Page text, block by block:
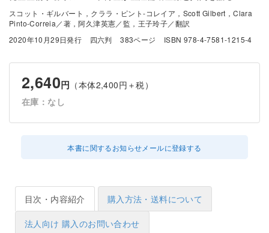
スコット・ギルバート，クララ・ピント-コレイア，Scott Gilbert，Clara
Pinto-Correia／著，阿久津英憲／監，王子玲子／翻訳
2020年10月29日発行
四六判 383ページ ISBN 978-4-7581-1215-4
2,640円 （本体2,400円＋税）
在庫：なし
本書に関するお知らせメールに登録する
目次・内容紹介 購入方法・送料について
法人向け 購入のお問い合わせ